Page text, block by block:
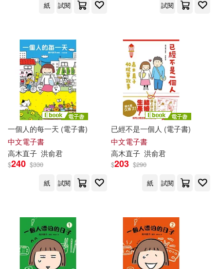
紙
試閱
試閱
一個人的每一天 (電子書)
中文電子書
高木直子 洪俞君
$240 $330
紙
試閱
已經不是一個人 (電子書)
中文電子書
高木直子 洪俞君
$203 $290
紙
試閱